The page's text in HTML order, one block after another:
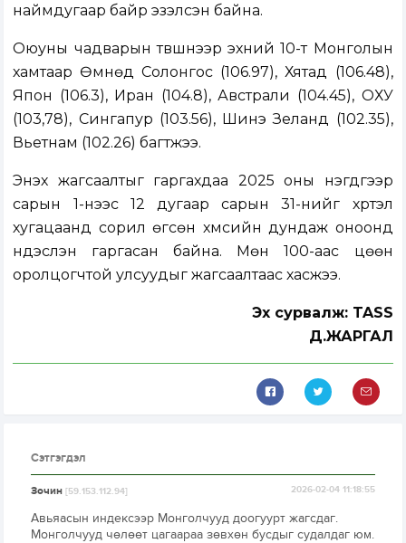
наймдугаар байр эзэлсэн байна.
Оюуны чадварын түвшнээр эхний 10-т Монголын
хамтаар Өмнөд Солонгос (106.97), Хятад (106.48),
Япон (106.3), Иран (104.8), Австрали (104.45), ОХУ
(103,78), Сингапур (103.56), Шинэ Зеланд (102.35),
Вьетнам (102.26) багтжээ.
Энэхүү жагсаалтыг гаргахдаа 2025 оны нэгдүгээр
сарын 1-нээс 12 дугаар сарын 31-нийг хүртэл
хугацаанд сорил өгсөн хүмүүсийн дундаж оноонд
үндэслэн гаргасан байна. Мөн 100-аас цөөн
оролцогчтой улсуудыг жагсаалтаас хасжээ.
Эх сурвалж: TASS
Д.ЖАРГАЛ
Сэтгэгдэл
Зочин[59.153.112.94] 2026-02-04 11:18:55
Авьяасын индексээр Монголчууд доогуурт жагсдаг.
Монголчууд чөлөөт цагаараа зөвхөн бусдыг судалдаг юм.